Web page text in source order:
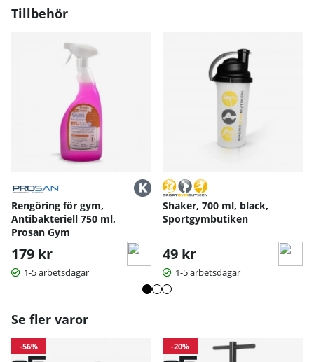
Ståltjocklek: 3 mm
Total kapacitet: 600 kg
Produktvikt: 30 kg
Tillbehör
Rengöring för gym,
Antibakteriell 750 ml,
Prosan Gym
179 kr
1-5 arbetsdagar
Shaker, 700 ml, black,
Sportgymbutiken
49 kr
1-5 arbetsdagar
Se fler varor
-56% -20%